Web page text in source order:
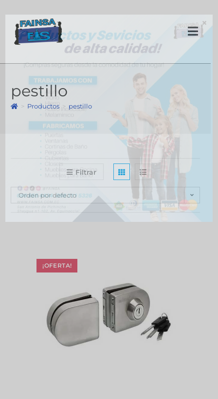
pestillo
> Productos > pestillo
Filtrar
Orden por defecto
¡OFERTA!
×